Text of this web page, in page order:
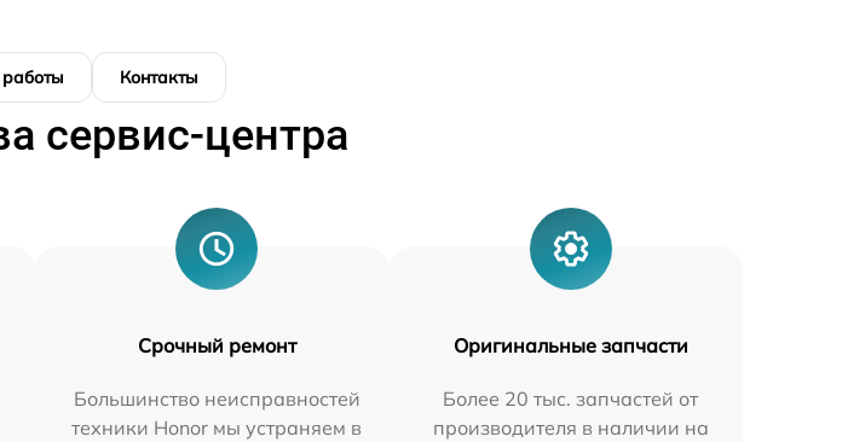
Контакты
сервис-центра
Срочный ремонт
Большинство неисправностей
техники Honor мы устраняем в
Оригинальные запчасти
Более 20 тыс. запчастей от
производителя в наличии на